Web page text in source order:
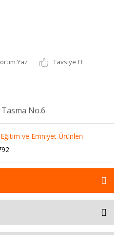
Yaz
Tavsiye Et
No.6
ve Emniyet Ürünleri